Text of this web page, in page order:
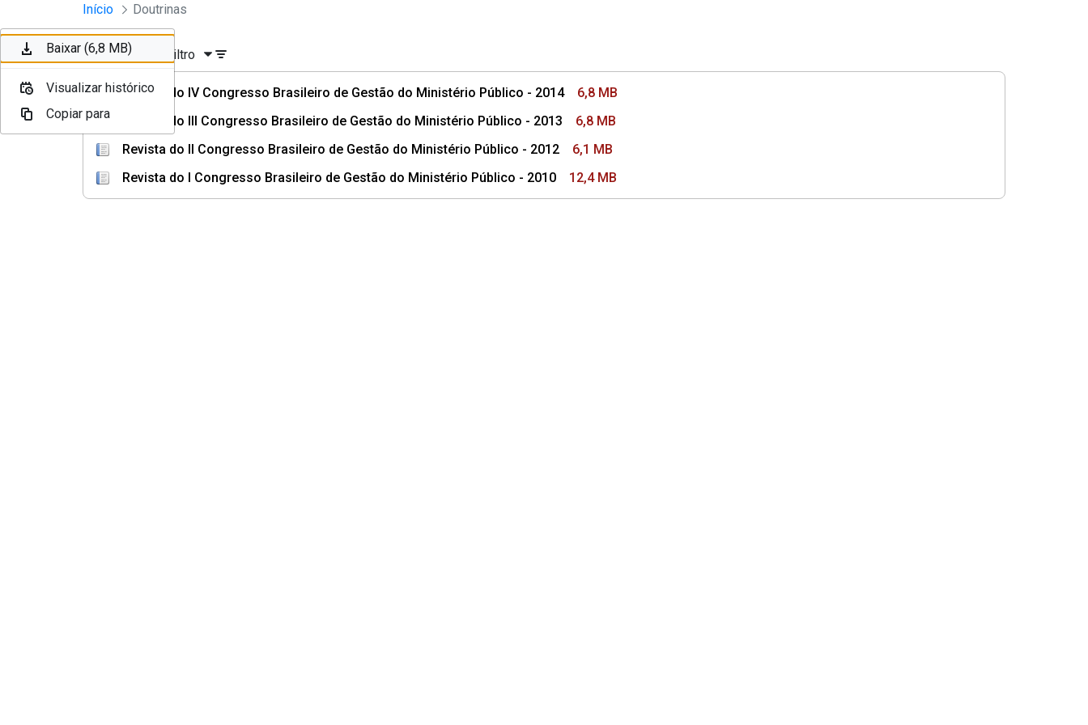
Pular para o Conteúdo principal
Instrumentos Jurídicos - Escola Superior
Início Doutrinas
Ordenar Filtro
Revista do IV Congresso Brasileiro de Gestão do Ministério Público - 2014
6,8 MB
Revista do III Congresso Brasileiro de Gestão do Ministério Público - 2013
6,8 MB
Revista do II Congresso Brasileiro de Gestão do Ministério Público - 2012
6,1 MB
Revista do I Congresso Brasileiro de Gestão do Ministério Público - 2010
12,4 MB
Baixar (6,8 MB)
Visualizar histórico
Copiar para
Baixar (6,8 MB)
Visualizar histórico
Copiar para